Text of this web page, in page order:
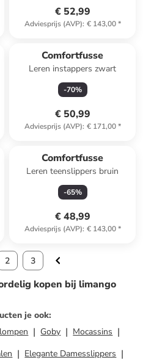
€ 52,99
Adviesprijs (AVP): € 143,00*
Comfortfusse
Leren instappers zwart
-70%
€ 50,99
Adviesprijs (AVP): € 171,00*
Comfortfusse
Leren teenslippers bruin
-65%
€ 48,99
Adviesprijs (AVP): € 143,00*
2 3
kopen bij limango
je ook:
Goby
Mocassins
Elegante Damesslippers